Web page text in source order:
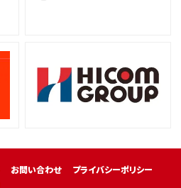
お問い合わせ
プライバシーポリシー